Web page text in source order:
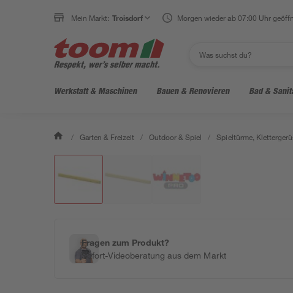
Mein Markt: Troisdorf Morgen wieder ab 07:00 Uhr
Werkstatt & Maschinen Bauen & Renovieren Bad &
/ Garten & Freizeit / Outdoor & Spiel / Spieltürme,
Fragen zum Produkt?
Sofort-Videoberatung aus dem Markt